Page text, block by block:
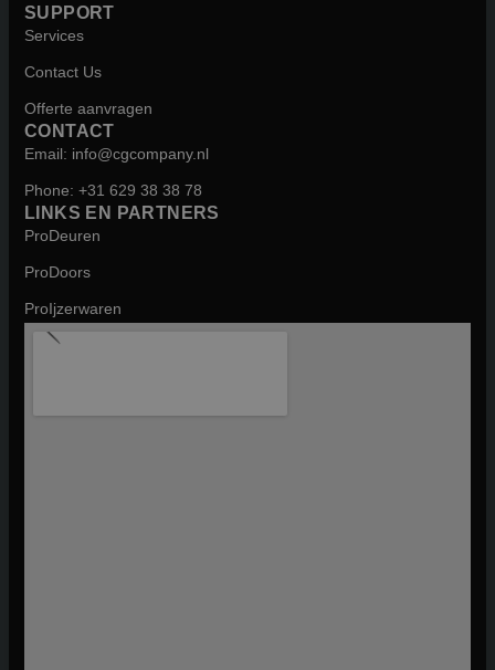
SUPPORT
Services
Contact Us
Offerte aanvragen
CONTACT
Email: info@cgcompany.nl
Phone: +31 629 38 38 78
LINKS EN PARTNERS
ProDeuren
ProDoors
ProIjzerwaren